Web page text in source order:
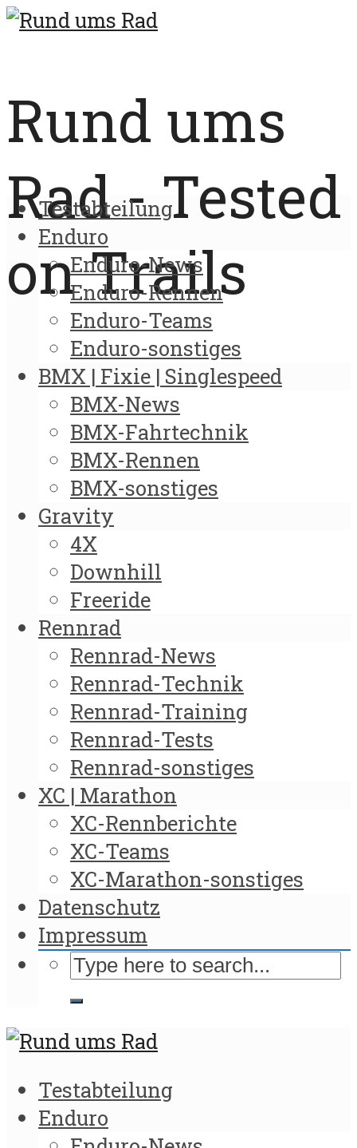
Rund ums
Rad - Tested
on Trails
Testabteilung
Enduro
Enduro-News
Enduro-Rennen
Enduro-Teams
Enduro-sonstiges
BMX | Fixie | Singlespeed
BMX-News
BMX-Fahrtechnik
BMX-Rennen
BMX-sonstiges
Gravity
4X
Downhill
Freeride
Rennrad
Rennrad-News
Rennrad-Technik
Rennrad-Training
Rennrad-Tests
Rennrad-sonstiges
XC | Marathon
XC-Rennberichte
XC-Teams
XC-Marathon-sonstiges
Datenschutz
Impressum
Testabteilung
Enduro